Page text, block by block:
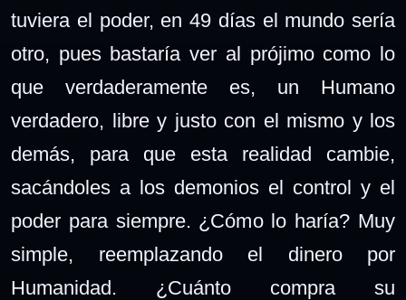
tuviera el poder, en 49 días el mundo sería
otro, pues bastaría ver al prójimo como lo
que verdaderamente es, un Humano
verdadero, libre y justo con el mismo y los
demás, para que esta realidad cambie,
sacándoles a los demonios el control y el
poder para siempre. ¿Cómo lo haría? Muy
simple, reemplazando el dinero por
Humanidad. ¿Cuánto compra su